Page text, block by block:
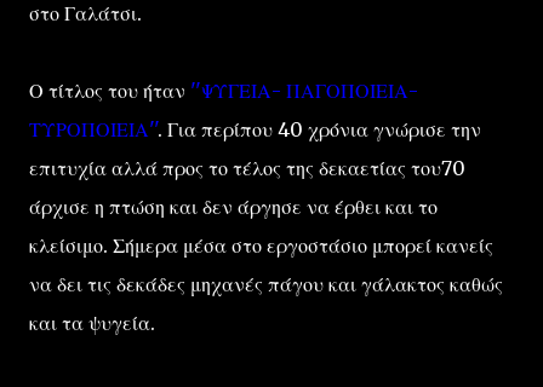
στο Γαλάτσι.
Ο τίτλος του ήταν ''ΨΥΓΕΙΑ- ΠΑΓΟΠΟΙΕΙΑ-
ΤΥΡΟΠΟΙΕΙΑ''. Για περίπου 40 χρόνια γνώρισε την
επιτυχία αλλά προς το τέλος της δεκαετίας του70
άρχισε η πτώση και δεν άργησε να έρθει και το
κλείσιμο. Σήμερα μέσα στο εργοστάσιο μπορεί κανείς
να δει τις δεκάδες μηχανές πάγου και γάλακτος καθώς
και τα ψυγεία.